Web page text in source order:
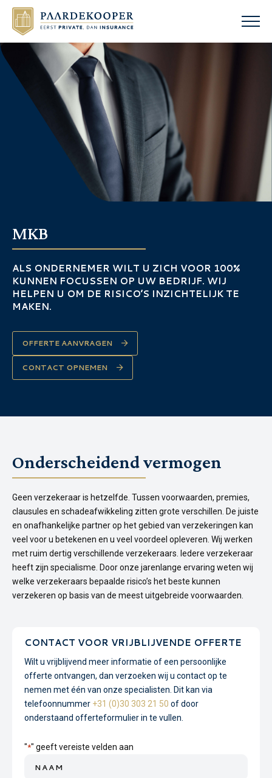
MKB
ALS ONDERNEMER WILT U ZICH VOOR 100%
KUNNEN FOCUSSEN OP UW BEDRIJF. WIJ
HELPEN U OM DE RISICO’S INZICHTELIJK TE
MAKEN.
OFFERTE AANVRAGEN
CONTACT OPNEMEN
CONTACT VOOR VRIJBLIJVENDE OFFERTE
Wilt u vrijblijvend meer informatie of een persoonlijke
offerte ontvangen, dan verzoeken wij u contact op te
nemen met één van onze specialisten. Dit kan via
telefoonnummer +31 (0)30 303 21 50 of door
onderstaand offerteformulier in te vullen.
"*" geeft vereiste velden aan
Onderscheidend vermogen
Geen verzekeraar is hetzelfde. Tussen voorwaarden, premies,
clausules en schadeafwikkeling zitten grote verschillen. De juiste
en onafhankelijke partner op het gebied van verzekeringen kan
veel voor u betekenen en u veel voordeel opleveren. Wij werken
met ruim dertig verschillende verzekeraars. Iedere verzekeraar
heeft zijn specialisme. Door onze jarenlange ervaring weten wij
welke verzekeraars bepaalde risico’s het beste kunnen
verzekeren op basis van de meest uitgebreide voorwaarden.